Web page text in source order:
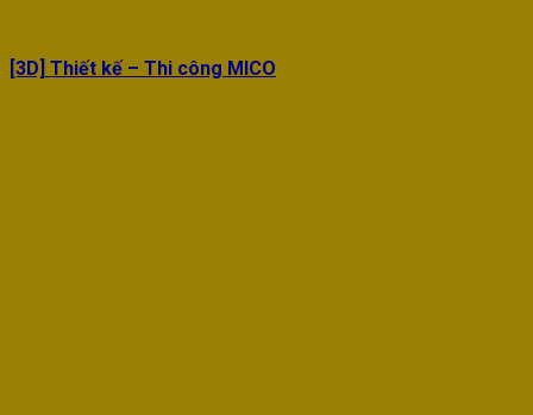
[3D] Thiết kế – Thi công MICO